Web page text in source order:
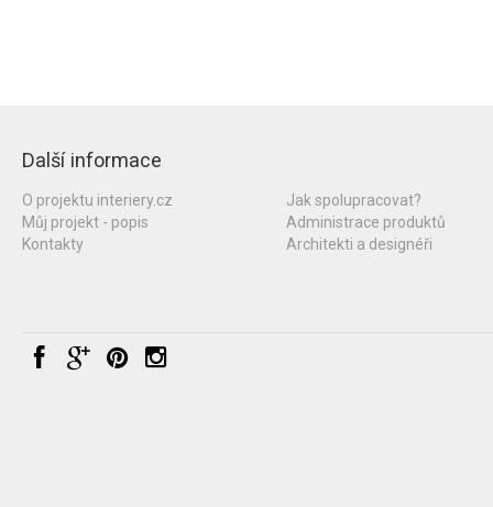
Další informace
O projektu interiery.cz
Můj projekt - popis
Kontakty
Jak spolupracovat?
Administrace produktů
Architekti a designéři